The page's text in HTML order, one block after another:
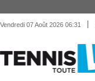
Vendredi 07 Août 2026 06:31 |